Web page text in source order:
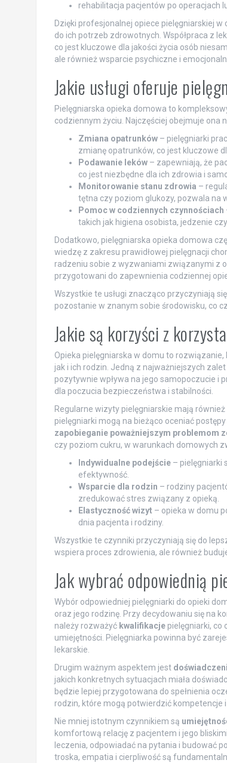
rehabilitacja pacjentów po operacjach
Dzięki profesjonalnej opiece pielęgniarskiej
do ich potrzeb zdrowotnych. Współpraca z
co jest kluczowe dla jakości życia osób
ale również wsparcie psychiczne i
Jakie usługi oferuje
Pielęgniarska opieka domowa to
codziennym życiu. Najczęściej obejmuje ona
Zmiana opatrunków– pielęgniarki
zmianę opatrunków, co jest kluczowe
Podawanie leków– zapewniają, że
co jest niezbędne dla ich zdrowia i
Monitorowanie stanu zdrowia –
tętna czy poziom glukozy, pozwala na
Pomoc w codziennych czynnościach
takich jak higiena osobista, jedzenie
Dodatkowo, pielęgniarska opieka domowa
wiedzę z zakresu prawidłowej pielęgnacji
radzeniu sobie z wyzwaniami związanymi z
przygotowani do zapewnienia codziennej
Wszystkie te usługi znacząco przyczyniają
pozostanie w znanym sobie środowisku, co
Jakie są korzyści z
Opieka pielęgniarska w domu to
jak i ich rodzin. Jedną z najważniejszych
pozytywnie wpływa na jego samopoczucie i
dla poczucia bezpieczeństwa i stabilności.
Regularne wizyty pielęgniarskie mają
pielęgniarki mogą na bieżąco oceniać
zapobieganie poważniejszym problemom
czy poziom cukru, w warunkach domowych
Indywidualne podejście– pielęgniarki
efektywność.
Wsparcie dla rodzin – rodziny
zredukować stres związany z opieką.
Elastyczność wizyt– opieka w domu
dnia pacjenta i rodziny.
Wszystkie te czynniki przyczyniają się do
wspiera proces zdrowienia, ale również
Jak wybrać odpowiednią
Wybór odpowiedniej pielęgniarki do opieki
oraz jego rodzinę. Przy decydowaniu się na
należy rozważyć kwalifikacjepielęgniarki, co
umiejętności. Pielęgniarka powinna być
lekarskie.
Drugim ważnym aspektem jest
jakich konkretnych sytuacjach miała
będzie lepiej przygotowana do spełnienia
rodzin, które mogą potwierdzić kompetencje
Nie mniej istotnym czynnikiem są
komfortową relację z pacjentem i jego
leczenia, odpowiadać na pytania i budować
troska, empatia i cierpliwość są